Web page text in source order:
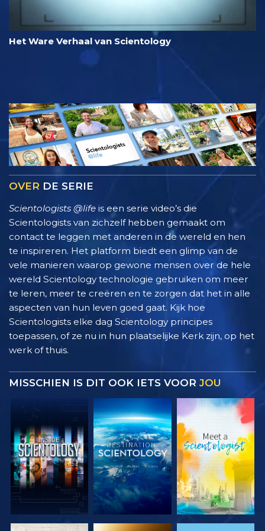
Het Ware Verhaal van Scientology
OVER DE SERIE
Scientologists @life is een serie video’s die
Scientologists van zichzelf hebben gemaakt om
contact te leggen met anderen in de wereld en hen
te inspireren. Het platform biedt een glimp van de
vele manieren waarop gewone mensen over de hele
wereld Scientology technologie gebruiken om meer
te leren, meer te creëren en te zorgen dat het in alle
aspecten van hun leven goed gaat. Kijk hoe
Scientologists elke dag Scientology principes
toepassen, of ze nu in hun plaatselijke Kerk zijn, op het
werk of thuis.
MISSCHIEN IS DIT OOK IETS VOOR JOU